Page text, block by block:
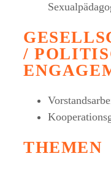
/
THEMEN